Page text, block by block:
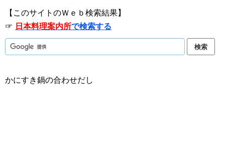
【このサイトのＷｅｂ検索結果】
☞ 日本料理案内所で検索する
かにすき鍋の合わせだし